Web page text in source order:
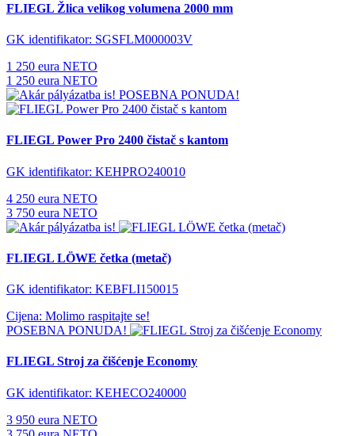
FLIEGL Žlica velikog volumena 2000 mm
GK identifikator: SGSFLM000003V
1 250 eura NETO
1 250 eura NETO
POSEBNA PONUDA!
FLIEGL Power Pro 2400 čistač s kantom
GK identifikator: KEHPRO240010
4 250 eura NETO
3 750 eura NETO
FLIEGL LÖWE četka (metač)
GK identifikator: KEBFLI150015
Cijena: Molimo raspitajte se!
POSEBNA PONUDA!
FLIEGL Stroj za čišćenje Economy
GK identifikator: KEHECO240000
3 950 eura NETO